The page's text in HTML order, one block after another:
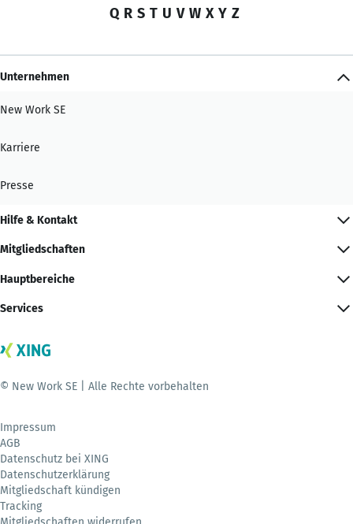
Q R S T U V W X Y Z
Unternehmen
New Work SE
Karriere
Presse
Hilfe & Kontakt
Mitgliedschaften
Hauptbereiche
Services
© New Work SE | Alle Rechte vorbehalten
Impressum
AGB
Datenschutz bei XING
Datenschutzerklärung
Mitgliedschaft kündigen
Tracking